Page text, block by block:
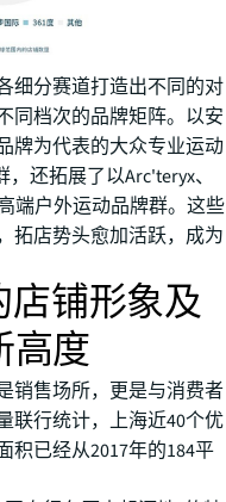
细分赛道打造出不同的对
同档次的品牌矩阵。以安
牌为代表的大众专业运动
还拓展了以Arc'teryx、
端户外运动品牌群。这些
拓店势头愈加活跃，成为
铺形象及
高度
销售场所，更是与消费者
联行统计，上海近40个优
积已经从2017年的184平